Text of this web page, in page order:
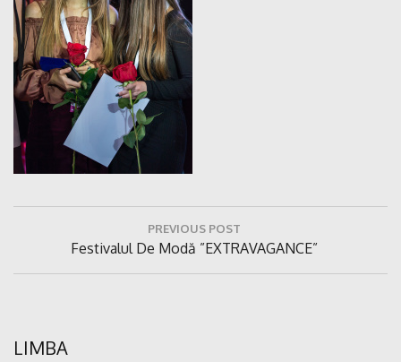
PREVIOUS POST
Previous
Post:
Festivalul De Modă ”EXTRAVAGANCE”
LIMBA